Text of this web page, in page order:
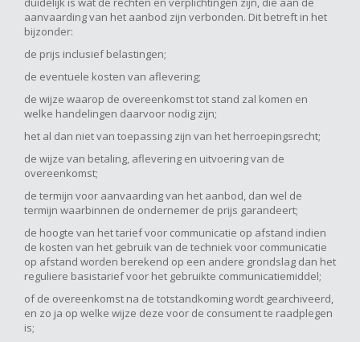
aanvaarding van het aanbod zijn verbonden. Dit betreft in het
bijzonder:
de prijs inclusief belastingen;
de eventuele kosten van aflevering;
de wijze waarop de overeenkomst tot stand zal komen en
welke handelingen daarvoor nodig zijn;
het al dan niet van toepassing zijn van het herroepingsrecht;
de wijze van betaling, aflevering en uitvoering van de
overeenkomst;
de termijn voor aanvaarding van het aanbod, dan wel de
termijn waarbinnen de ondernemer de prijs garandeert;
de hoogte van het tarief voor communicatie op afstand indien
de kosten van het gebruik van de techniek voor communicatie
op afstand worden berekend op een andere grondslag dan het
reguliere basistarief voor het gebruikte communicatiemiddel;
of de overeenkomst na de totstandkoming wordt gearchiveerd,
en zo ja op welke wijze deze voor de consument te raadplegen
is;